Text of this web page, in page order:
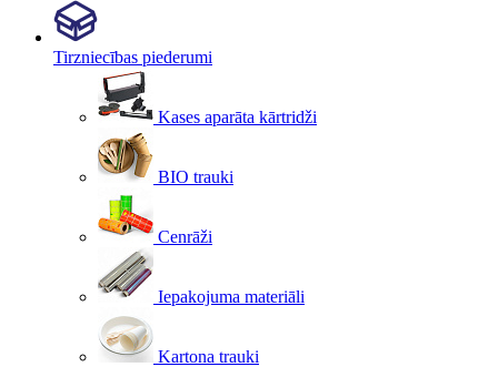
Tirzniecības piederumi
Kases aparāta kārtridži
BIO trauki
Cenrāži
Iepakojuma materiāli
Kartona trauki